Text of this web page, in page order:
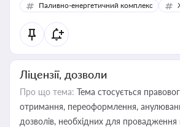
Паливно-енергетичний комплекс
Ліцензії, дозволи
Про що тема: Тема стосується
отримання, переоформлення,
дозволів, необхідних для провадження